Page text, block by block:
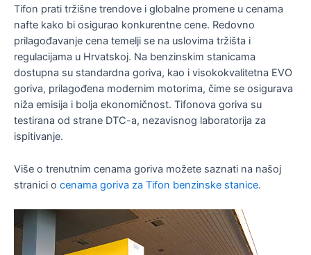
Tifon prati tržišne trendove i globalne promene u cenama
nafte kako bi osigurao konkurentne cene. Redovno
prilagođavanje cena temelji se na uslovima tržišta i
regulacijama u Hrvatskoj. Na benzinskim stanicama
dostupna su standardna goriva, kao i visokokvalitetna EVO
goriva, prilagođena modernim motorima, čime se osigurava
niža emisija i bolja ekonomičnost. Tifonova goriva su
testirana od strane DTC-a, nezavisnog laboratorija za
ispitivanje.
Više o trenutnim cenama goriva možete saznati na našoj
stranici o cenama goriva za Tifon benzinske stanice.